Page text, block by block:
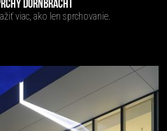
DORNBRACHT
viac, ako len sprchovanie.